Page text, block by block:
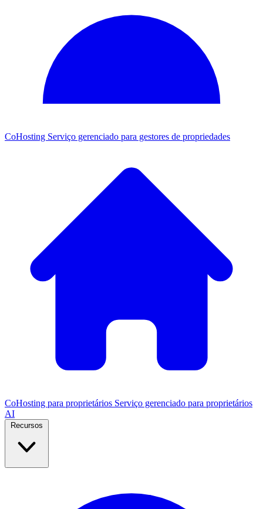
CoHosting Serviço gerenciado para gestores de propriedades
CoHosting para proprietários Serviço gerenciado para proprietários
AI